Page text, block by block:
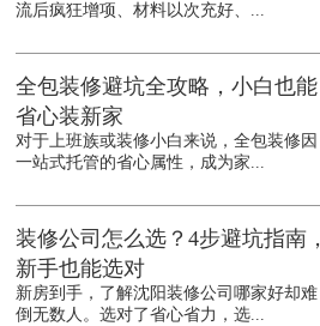
流后疯狂增项、材料以次充好、...
全包装修避坑全攻略，小白也能
省心装新家
对于上班族或装修小白来说，全包装修因
一站式托管的省心属性，成为家...
装修公司怎么选？4步避坑指南，
新手也能选对
新房到手，了解沈阳装修公司哪家好却难
倒无数人。选对了省心省力，选...